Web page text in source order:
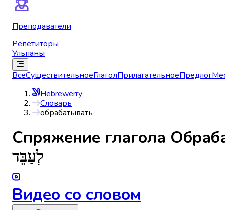
Преподаватели
Репетиторы
Ульпаны
ВсеСуществительноеГлаголПрилагательноеПредлог
Hebrewerry
Словарь
обрабатывать
Спряжениe глагола
לְעַבֵּד
Видео со словом